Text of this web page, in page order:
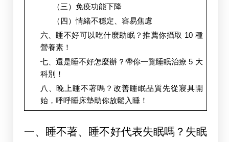
（三）免疫功能下降
（四）情緒不穩定、容易焦慮
六、睡不好可以吃什麼助眠？推薦你攝取 10 種
營養素！
七、還是睡不好怎麼辦？帶你一覽睡眠治療 5 大
科別！
八、晚上睡不著嗎？改善睡眠品質先從寢具開
始，呼呼睡床墊助你放鬆入睡！
一、睡不著、睡不好代表失眠嗎？失眠